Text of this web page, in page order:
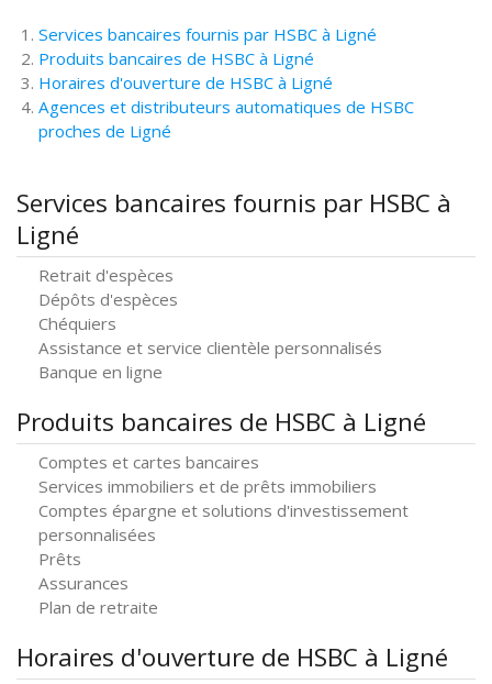
Services bancaires fournis par HSBC à Ligné
Produits bancaires de HSBC à Ligné
Horaires d'ouverture de HSBC à Ligné
Agences et distributeurs automatiques de HSBC
proches de Ligné
Services bancaires fournis par HSBC à
Ligné
Retrait d'espèces
Dépôts d'espèces
Chéquiers
Assistance et service clientèle personnalisés
Banque en ligne
Produits bancaires de HSBC à Ligné
Comptes et cartes bancaires
Services immobiliers et de prêts immobiliers
Comptes épargne et solutions d'investissement
personnalisées
Prêts
Assurances
Plan de retraite
Horaires d'ouverture de HSBC à Ligné